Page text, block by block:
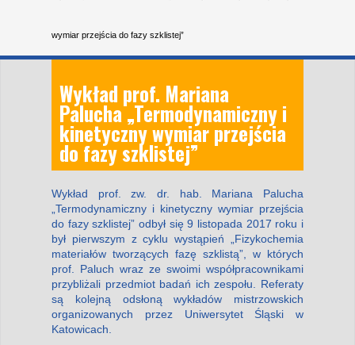
wymiar przejścia do fazy szklistej”
Wykład prof. Mariana
Palucha „Termodynamiczny i
kinetyczny wymiar przejścia
do fazy szklistej”
Wykład prof. zw. dr. hab. Mariana Palucha
„Termodynamiczny i kinetyczny wymiar przejścia
do fazy szklistej” odbył się 9 listopada 2017 roku i
był pierwszym z cyklu wystąpień „Fizykochemia
materiałów tworzących fazę szklistą”, w których
prof. Paluch wraz ze swoimi współpracownikami
przybliżali przedmiot badań ich zespołu. Referaty
są kolejną odsłoną wykładów mistrzowskich
organizowanych przez Uniwersytet Śląski w
Katowicach.